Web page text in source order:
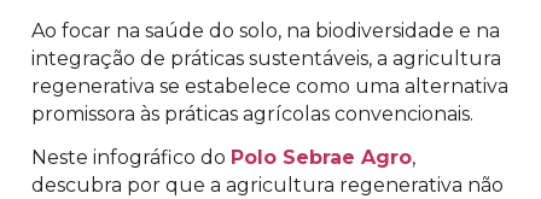
Ao focar na saúde do solo, na biodiversidade e na
integração de práticas sustentáveis, a agricultura
regenerativa se estabelece como uma alternativa
promissora às práticas agrícolas convencionais.
Neste infográfico do Polo Sebrae Agro,
descubra por que a agricultura regenerativa não